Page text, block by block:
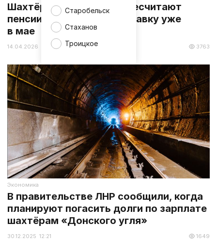
Старобельск
Стаханов
Троицкое
Шахтёрам Донбасса пересчитают
пенсии: кто получит прибавку уже
в мае
14.04.2026 09:53 3763
Экономика
В правительстве ЛНР сообщили, когда
планируют погасить долги по зарплате
шахтёрам «Донского угля»
30.12.2025 12:21 1649